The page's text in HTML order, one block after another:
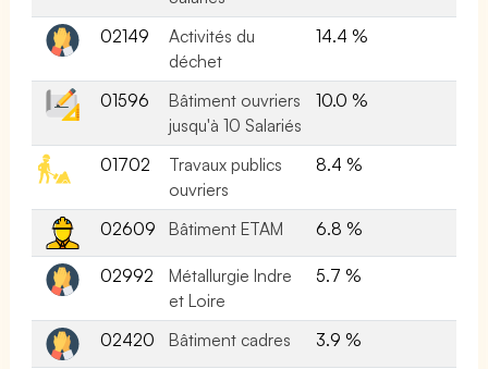
02149
Activités du
déchet
14.4 %
01596
Bâtiment ouvriers
jusqu'à 10 Salariés
10.0 %
01702
Travaux publics
ouvriers
8.4 %
02609 Bâtiment ETAM 6.8 %
02992
Métallurgie Indre
et Loire
5.7 %
02420 Bâtiment cadres 3.9 %